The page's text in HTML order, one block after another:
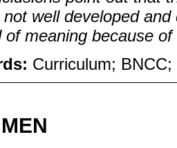
well developed
of meaning because
Curriculum;